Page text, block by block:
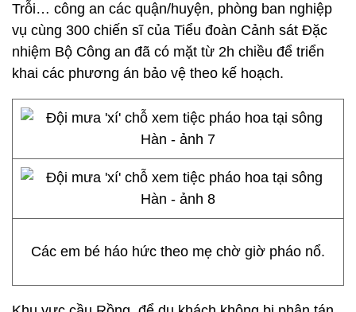
Trỗi… công an các quận/huyện, phòng ban nghiệp
vụ cùng 300 chiến sĩ của Tiểu đoàn Cảnh sát Đặc
nhiệm Bộ Công an đã có mặt từ 2h chiều để triển
khai các phương án bảo vệ theo kế hoạch.
Các em bé háo hức theo mẹ chờ giờ pháo nổ.